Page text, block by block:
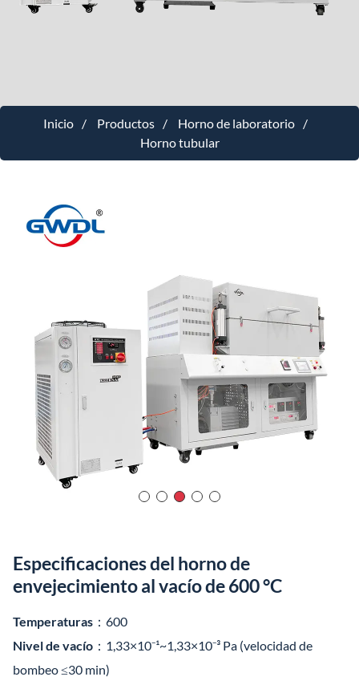
Inicio Productos
Horno de laboratorio
Horno tubular
Especificaciones del horno de
envejecimiento al vacío de 600 °C
Temperaturas ：600
Nivel de vacío ：1,33×10⁻¹~1,33×10⁻³ Pa (velocidad de
bombeo ≤30 min)